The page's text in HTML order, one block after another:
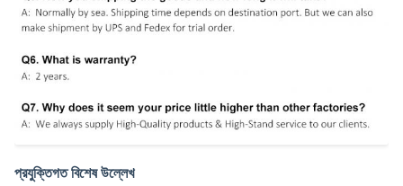
প্রযুক্তিগত বিশেষ উল্লেখ